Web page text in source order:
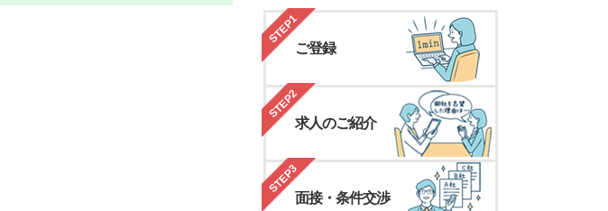
STEP1
ご登録
STEP2
求人のご紹介
STEP3
面接・条件交渉